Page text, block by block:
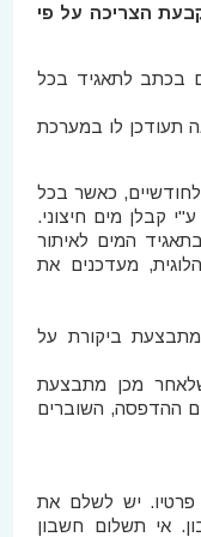
הצריכה על פי
בכתב לתאגיד בכל
תעודכן לו במערכת
כאשר בכל
קבלן מים חיצוני.
המים לאיתור
מעדכנים את
ביקורת על
מכן מתבצעת
ההדפסה, השוברים
יש לשלם את
אי תשלום חשבון